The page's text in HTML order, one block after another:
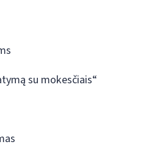
su mokesčiais“